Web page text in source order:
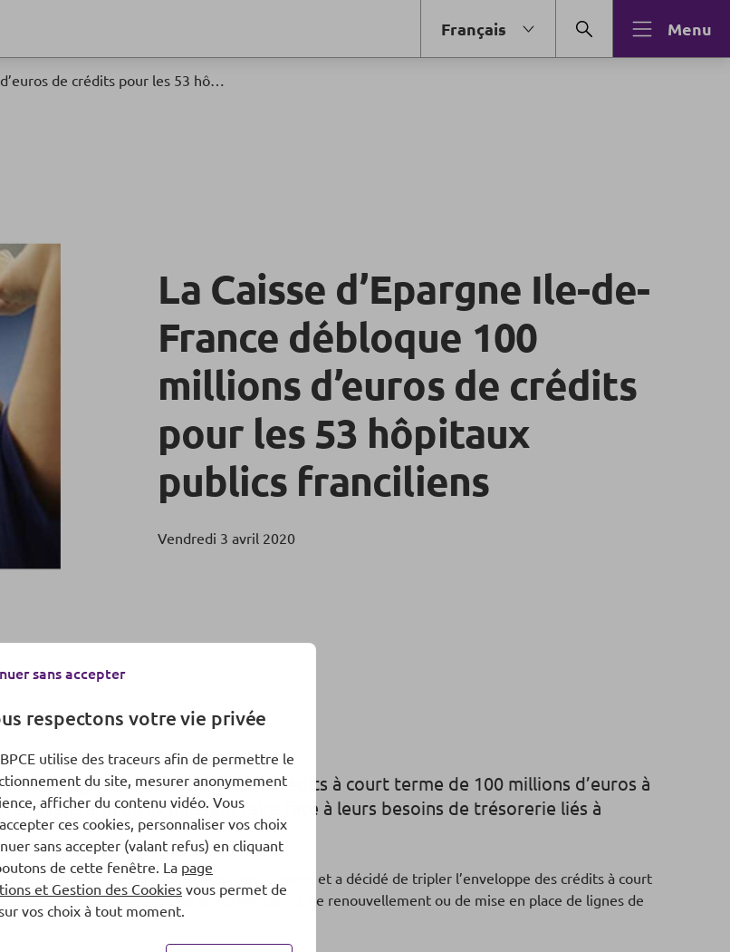
Français Menu
La Caisse d’Epargne Ile-de-France débloque 100 millions d’euros de crédits pour les 53 hôpitaux publics franciliens
La Caisse d’Epargne Ile-de-
France débloque 100
millions d’euros de crédits
pour les 53 hôpitaux
publics franciliens
Vendredi 3 avril 2020
d’une ligne supplémentaire de crédits à court terme de 100 millions d’euros à
afin qu’ils puissent faire face à leurs besoins de trésorerie liés à
des hôpitaux franciliens à 100 millions d’euros et a décidé de tripler l’enveloppe des crédits à court
pourront prendre la forme d’augmentation, de renouvellement ou de mise en place de lignes de
sans accepter
respectons votre vie privée
utilise des traceurs afin de permettre le
du site, mesurer anonymement
afficher du contenu vidéo. Vous
ces cookies, personnaliser vos choix
sans accepter (valant refus) en cliquant
de cette fenêtre. La page
et Gestion des Cookies vous permet de
vos choix à tout moment.